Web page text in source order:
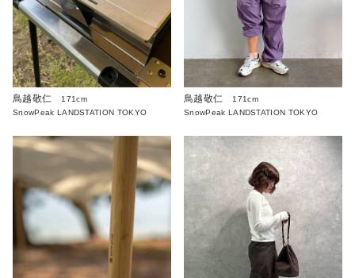
鳥越敬仁
171cm
SnowPeak LANDSTATION TOKYO
鳥越敬仁
171cm
SnowPeak LANDSTATION TOKYO